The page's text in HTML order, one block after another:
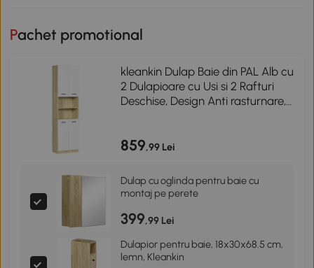
Pachet promotional
kleankin Dulap Baie din PAL Alb cu
2 Dulapioare cu Usi si 2 Rafturi
Deschise, Design Anti rasturnare,
859,99 Lei
Dulap cu oglinda pentru baie cu
montaj pe perete
399,99 Lei
Dulapior pentru baie, 18x30x68.5 cm,
lemn, Kleankin